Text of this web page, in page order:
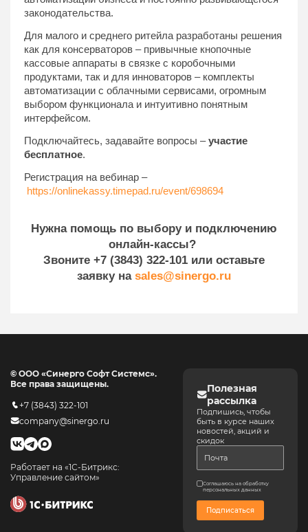
законодательства.
Для малого и среднего ритейла разработаны решения
как для консерваторов – привычные кнопочные
кассовые аппараты в связке с коробочными
продуктами, так и для инноваторов – комплекты
автоматизации с облачными сервисами, огромным
выбором функционала и интуитивно понятным
интерфейсом.
Подключайтесь, задавайте вопросы –участие
бесплатное.
Регистрация на вебинар –
https://onlinekassy.timepad.ru/event/698694
Нужна помощь по выбору и подключению
онлайн-кассы?
Звоните +7 (3843) 322-101 или оставьте
заявку на sales@sinergo.ru
© ООО «Синерго Софт Системс».
Все права защищены.
+7 (3843) 322-101
company@sinergo.ru
Работает на «1С-Битрикс:
Управление сайтом»
Полезная
рассылка
Подпишись, чтобы
быть в курсе наших
новостей, акций и
скидок
Соглашаюсь на обработку
персональных данных
Подписаться